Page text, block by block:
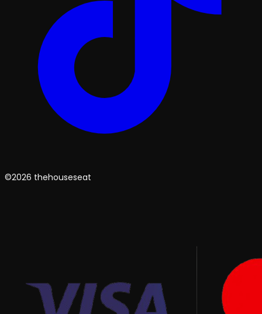
©2026 thehouseseat